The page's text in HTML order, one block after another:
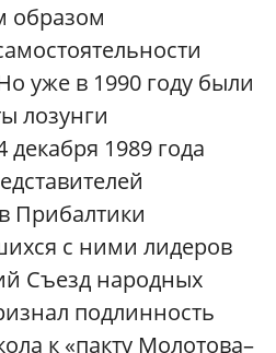
образом
уже в 1990 году были
лозунги
1989 года
Прибалтики
с ними лидеров
Съезд народных
подлинность
к «пакту Молотова–